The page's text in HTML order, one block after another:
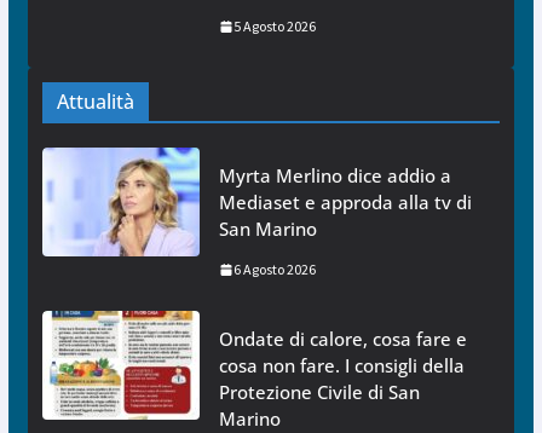
5 Agosto 2026
Attualità
Myrta Merlino dice addio a
Mediaset e approda alla tv di
San Marino
6 Agosto 2026
Ondate di calore, cosa fare e
cosa non fare. I consigli della
Protezione Civile di San
Marino